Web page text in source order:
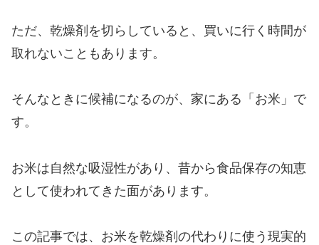
ただ、乾燥剤を切らしていると、買いに行く時間が
取れないこともあります。
そんなときに候補になるのが、家にある「お米」で
す。
お米は自然な吸湿性があり、昔から食品保存の知恵
として使われてきた面があります。
この記事では、お米を乾燥剤の代わりに使う現実的